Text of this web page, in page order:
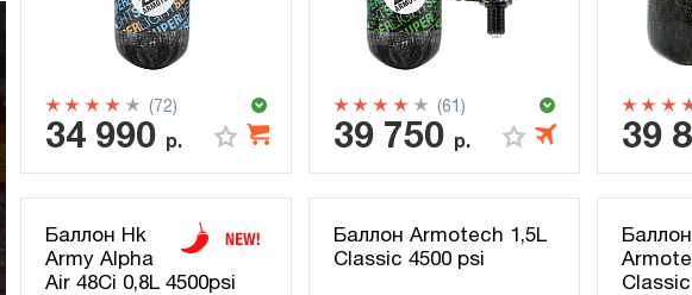
(72)
34 990 р.
(61)
39 750 р. 39
Баллон Hk
Army Alpha
Air 48Ci 0,8L 4500psi
Баллон Armotech 1,5L
Classic 4500 psi
Баллон